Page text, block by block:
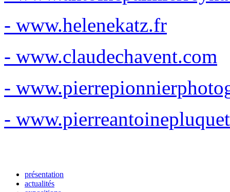
- www.helenekatz.fr
- www.claudechavent.com
-
-
présentation
actualités